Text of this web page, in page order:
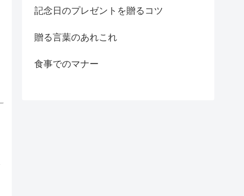
記念日のプレゼントを贈るコツ
贈る言葉のあれこれ
食事でのマナー